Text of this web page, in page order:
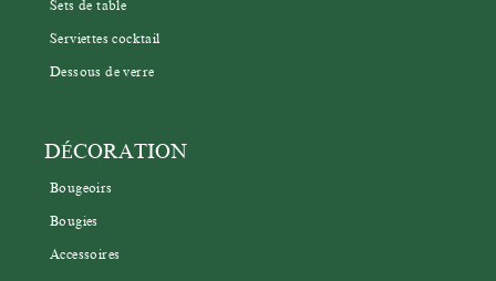
Sets de table
Serviettes cocktail
Dessous de verre
DÉCORATION
Bougeoirs
Bougies
Accessoires